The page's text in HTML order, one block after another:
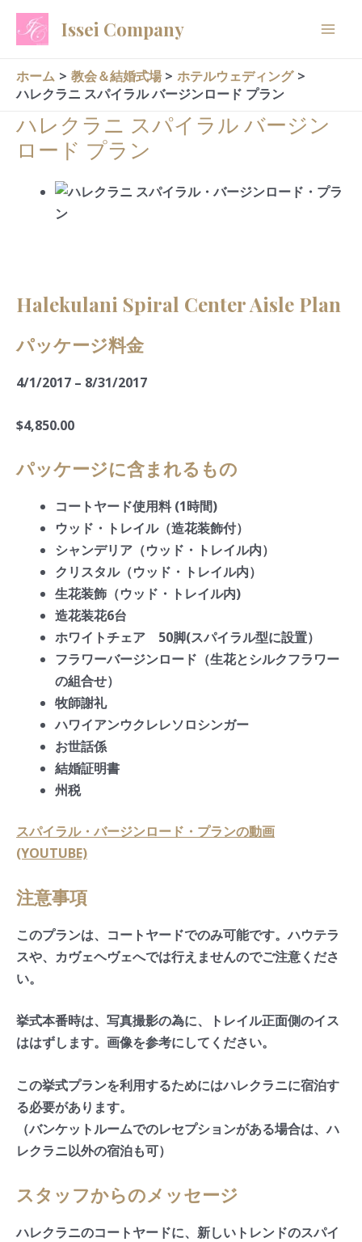
Issei Company
ホーム 教会＆結婚式場
ホテルウェディング
ハレクラニ スパイラル バージンロード プラン
ハレクラニ スパイラル バージン
ロード プラン
Halekulani Spiral Center Aisle Plan
パッケージ料金
4/1/2017 – 8/31/2017
$4,850.00
パッケージに含まれるもの
コートヤード使用料 (1時間)
ウッド・トレイル（造花装飾付）
シャンデリア（ウッド・トレイル内）
クリスタル（ウッド・トレイル内）
生花装飾（ウッド・トレイル内)
造花装花6台
ホワイトチェア 50脚(スパイラル型に設置）
フラワーバージンロード（生花とシルクフラワー
の組合せ）
牧師謝礼
ハワイアンウクレレソロシンガー
お世話係
結婚証明書
州税
スパイラル・バージンロード・プランの動画
(YOUTUBE)
注意事項
このプランは、コートヤードでのみ可能です。ハウテラ
スや、カヴェヘヴェへでは行えませんのでご注意くださ
い。
挙式本番時は、写真撮影の為に、トレイル正面側のイス
ははずします。画像を参考にしてください。
この挙式プランを利用するためにはハレクラニに宿泊す
る必要があります。
（バンケットルームでのレセプションがある場合は、ハ
レクラニ以外の宿泊も可）
スタッフからのメッセージ
ハレクラニのコートヤードに、新しいトレンドのスパイ